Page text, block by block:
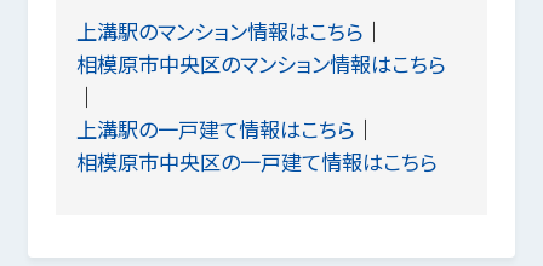
上溝駅のマンション情報はこちら
相模原市中央区のマンション情報はこちら
上溝駅の一戸建て情報はこちら
相模原市中央区の一戸建て情報はこちら